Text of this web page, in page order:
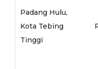
Padang Hulu,
Kota Tebing
Tinggi